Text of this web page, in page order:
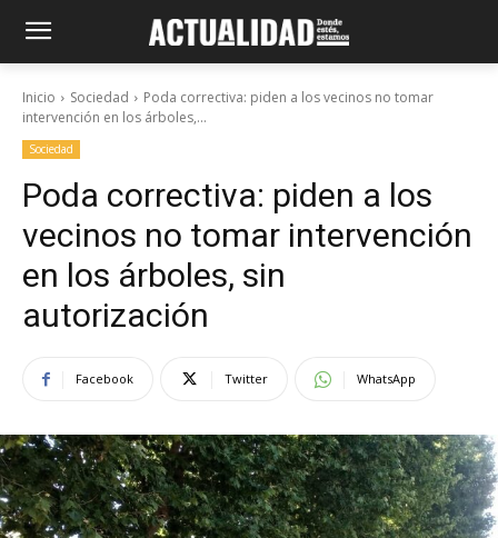
Inicio Sociedad
Poda correctiva: piden a los vecinos no tomar
intervención en los árboles,...
Sociedad
Poda correctiva: piden a los
vecinos no tomar intervención
en los árboles, sin
autorización
Facebook Twitter WhatsApp